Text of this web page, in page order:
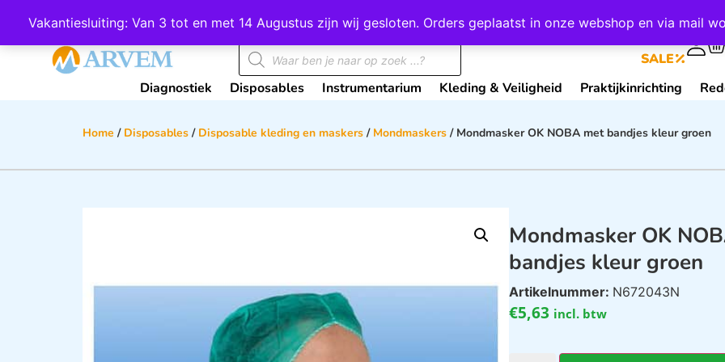
Vakantiesluiting: Van 3 tot en met 14 Augustus zijn wij gesloten. Orders geplaatst in onze webshop en via mail
Wij scoren een 4,8 op Google
SALE
Diagnostiek Disposables Instrumentarium Kleding & Veiligheid Praktijkinrichting
Home / Disposables / Disposable kleding en maskers / Mondmaskers / Mondmasker OK NOBA met bandjes kleur groen
Mondmasker OK
bandjes kleur groen
Artikelnummer: N672043N
€5,63 incl. btw